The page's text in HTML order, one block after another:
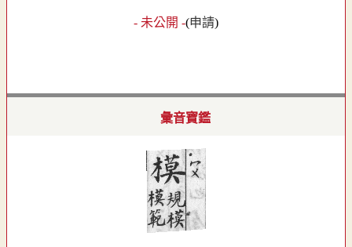
- 未公開 -(申請)
彙音寶鑑